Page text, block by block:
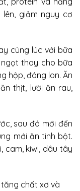
giảm nguy cơ
cùng lúc với bữa
thay cho bữa
hộp, đóng lon. Ăn
thịt, lười ăn rau,
sau đó mới đến
mới ăn tinh bột.
cam, kiwi, dâu tây
chất xơ và